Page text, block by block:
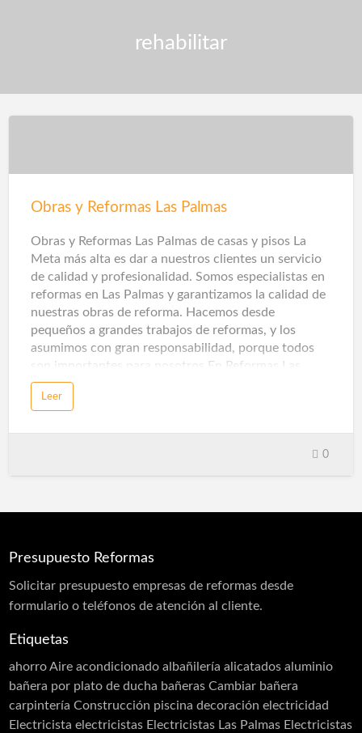
rehabilitar
Obras y Reformas Las Palmas
Obras y Reformas Las Palmas de casas y pisos La
Meta más alta es dar a nuestros clientes un servicio
de calidad y profesionalidad. Somos especialistas en
reformas en Las Palmas y garantizamos la calidad de
nuestras obras de reforma. Hacemos desde
pequeños a grandes trabajos de reformas, y los
asumimos con gran responsabilidad, porque todos
son importantes para nosotros.En Reformas Las
Palmas nuestros especialistas en reformas le darán
un presupuesto sin compromiso para la reforma de
centros médicos, gabinetes, etc. Somos varios
equipos de profesionales del sector de las reformas y
Leer
0
Presupuesto Reformas
Solicitar presupuestoempresas de reformas desde
formulario o teléfonos de atención al cliente.
Etiquetas
ahorro Aire acondicionado albañilería alicatados aluminio
bañera por plato de ducha bañeras Cambiar bañera
carpintería Construcción piscina decoración electricidad
Electricista electricistas Electricistas Las Palmas Electricistas